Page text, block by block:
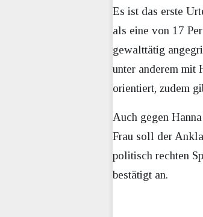
Es ist das erste
als eine von 17
gewalttätig
unter anderem mit
orientiert, zudem
Auch gegen
Frau soll der
politisch rechten
bestätigt an.